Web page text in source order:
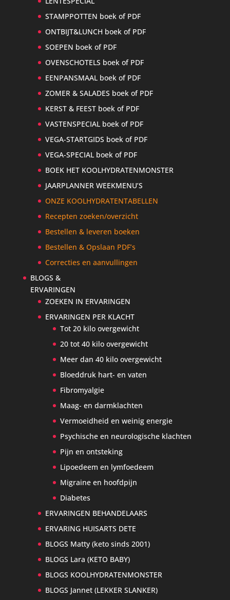
STAMPPOTTEN boek of PDF
ONTBIJT&LUNCH boek of PDF
SOEPEN boek of PDF
OVENSCHOTELS boek of PDF
EENPANSMAAL boek of PDF
ZOMER & SALADES boek of PDF
KERST & FEEST boek of PDF
VASTENSPECIAL boek of PDF
VEGA-STARTGIDS boek of PDF
VEGA-SPECIAL boek of PDF
BOEK HET KOOLHYDRATENMONSTER
JAARPLANNER WEEKMENU’S
ONZE KOOLHYDRATENTABELLEN
Recepten zoeken/overzicht
Bestellen & leveren boeken
Bestellen & Opslaan PDF’s
Correcties en aanvullingen
BLOGS &
ERVARINGEN
ZOEKEN IN ERVARINGEN
ERVARINGEN PER KLACHT
Tot 20 kilo overgewicht
20 tot 40 kilo overgewicht
Meer dan 40 kilo overgewicht
Bloeddruk hart- en vaten
Fibromyalgie
Maag- en darmklachten
Vermoeidheid en weinig energie
Psychische en neurologische klachten
Pijn en ontsteking
Lipoedeem en lymfoedeem
Migraine en hoofdpijn
Diabetes
ERVARINGEN BEHANDELAARS
ERVARING HUISARTS DETE
BLOGS Matty (keto sinds 2001)
BLOGS Lara (KETO BABY)
BLOGS KOOLHYDRATENMONSTER
BLOGS Jannet (LEKKER SLANKER)